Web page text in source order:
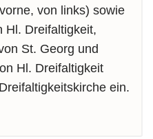
von links) sowie
Hl. Dreifaltigkeit,
St. Georg und
Hl. Dreifaltigkeit
ein.